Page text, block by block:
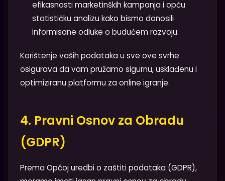
efikasnosti marketinških kampanja i opću
statističku analizu kako bismo donosili
informisane odluke o budućem razvoju.
Korištenje vaših podataka u sve ove svrhe
osigurava da vam pružamo sigurnu, usklađenu i
optimiziranu platformu za online igranje.
4. Pravni Osnov za Obradu
(GDPR)
Prema Općoj uredbi o zaštiti podataka (GDPR),